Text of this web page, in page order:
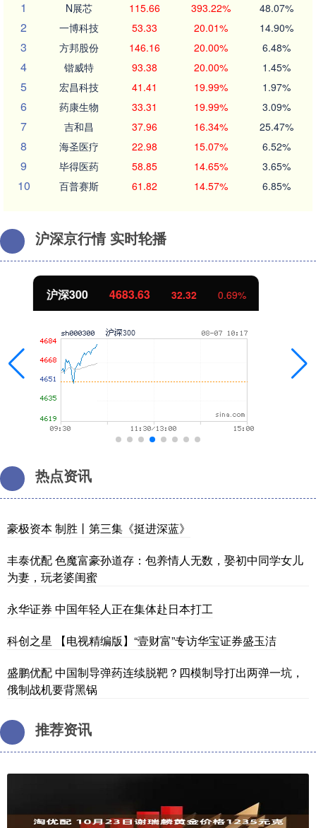
1
N展芯 115.66 393.22% 48.07%
2 一博科技 53.33 20.01% 14.90%
3 方邦股份 146.16 20.00% 6.48%
4 锴威特 93.38 20.00% 1.45%
5 宏昌科技 41.41 19.99% 1.97%
6 药康生物 33.31 19.99% 3.09%
7 吉和昌 37.96 16.34% 25.47%
8 海圣医疗 22.98 15.07% 6.52%
9 毕得医药 58.85 14.65% 3.65%
10 百普赛斯 61.82 14.57% 6.85%
沪深京行情 实时轮播
北证50 1123.31 0.43 0.04%
热点资讯
豪极资本 制胜丨第三集《挺进深蓝》
丰泰优配 色魔富豪孙道存：包养情人无数，娶初中同学女儿
为妻，玩老婆闺蜜
永华证券 中国年轻人正在集体赴日本打工
科创之星 【电视精编版】“壹财富”专访华宝证券盛玉洁
盛鹏优配 中国制导弹药连续脱靶？四模制导打出两弹一坑，
俄制战机要背黑锅
推荐资讯